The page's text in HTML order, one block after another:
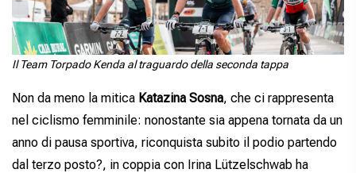
Il Team Torpado Kenda al traguardo della seconda tappa
Non da meno la mitica Katazina Sosna, che ci rappresenta
nel ciclismo femminile: nonostante sia appena tornata da un
anno di pausa sportiva, riconquista subito il podio partendo
dal terzo posto?, in coppia con Irina Lützelschwab ha